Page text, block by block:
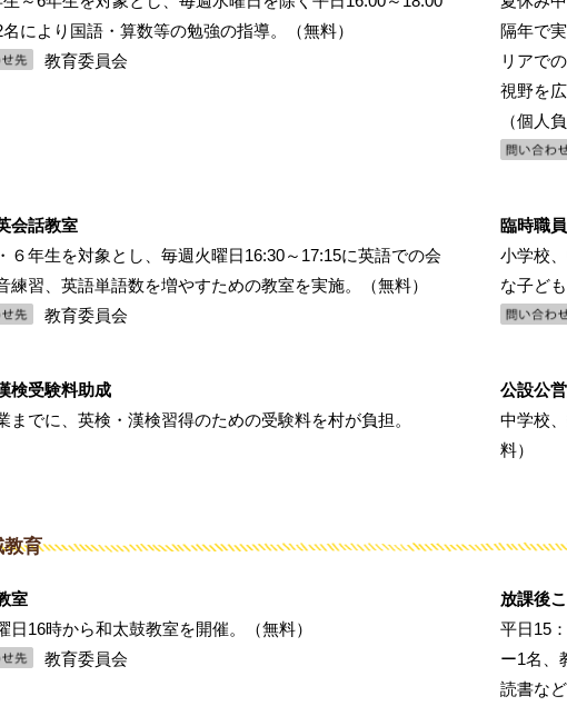
により国語・算数等の勉強の指導。（無料）
教育委員会
隔年で
リアで
視野を
（個人
会話教室
６年生を対象とし、毎週火曜日16:30～17:15に英語での会
練習、英語単語数を増やすための教室を実施。（無料）
教育委員会
臨時職
小学校
な子ど
検受験料助成
までに、英検・漢検習得のための受験料を村が負担。
公設公
中学校
料）
教育
室
日16時から和太鼓教室を開催。（無料）
教育委員会
放課後
平日15
ー1名、
読書な